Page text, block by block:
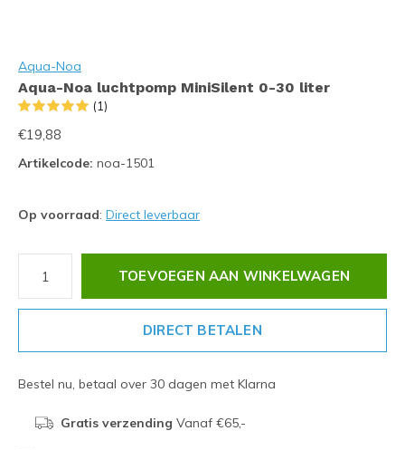
Aqua-Noa
Aqua-Noa luchtpomp MiniSilent 0-30 liter
(1)
€19,88
Artikelcode: noa-1501
Op voorraad: Direct leverbaar
TOEVOEGEN AAN WINKELWAGEN
DIRECT BETALEN
Bestel nu, betaal over 30 dagen met Klarna
Gratis verzending Vanaf €65,-